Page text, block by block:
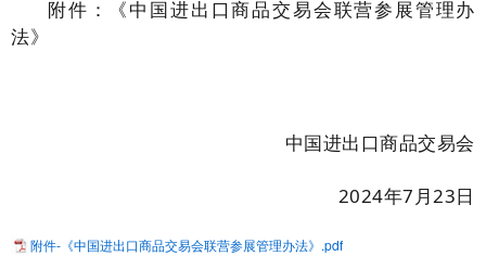
附件：
《中国进出口商品交易会联营参展管理办
法》
中国进出口商品交易会
2024年7 月23日
附件-《中国进出口商品交易会联营参展管理办法》.pdf